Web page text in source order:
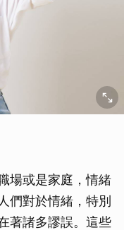
場或是家庭，情緒
們對於情緒，特別
著諸多謬誤。這些